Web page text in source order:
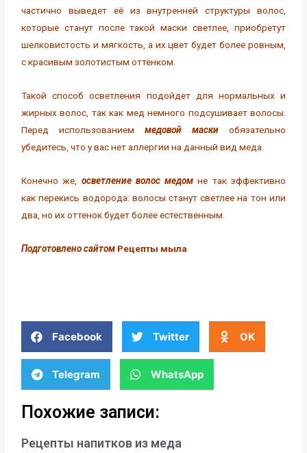
частично выведет её из внутренней структуры волос,
которые станут после такой маски светлее, приобретут
шелковистость и мягкость, а их цвет будет более ровным,
с красивым золотистым оттенком.
Такой способ осветления подойдет для нормальных и
жирных волос, так как мед немного подсушивает волосы.
Перед использованием медовой маскиобязательно
убедитесь, что у вас нет аллергии на данный вид меда.
Конечно же, осветление волос медомне так эффективно
как перекись водорода: волосы станут светлее на тон или
два, но их оттенок будет более естественным.
Подготовлено сайтом Рецепты мыла
Facebook Twitter OK
Telegram WhatsApp
Похожие записи:
Рецепты напитков из меда